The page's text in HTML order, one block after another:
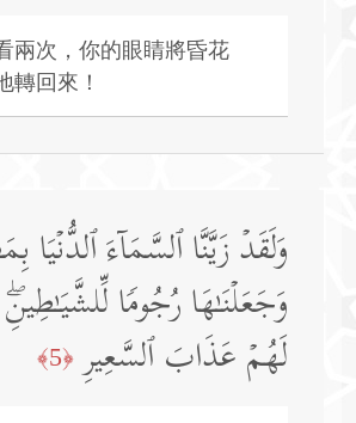
兩次，你的眼睛將昏花
轉回來！
وَلَقَدۡ زَیَّنَّا ٱلسَّمَاۤءَ ٱلدُّنۡیَا
وَجَعَلۡنَـٰهَا رُجُومࣰا
لَهُمۡ عَذَابَ ٱلسَّعِیرِ ﴿5﴾